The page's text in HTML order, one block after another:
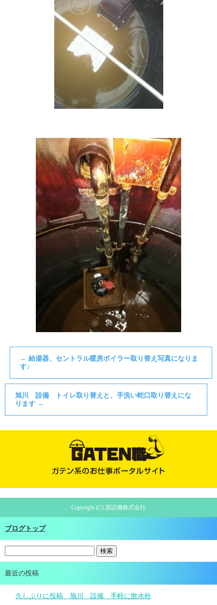
← 給湯器、セントラル暖房ボイラー取り替え写真になりま
す♪
旭川 設備 トイレ取り替えと、手洗い蛇口取り替えにな
ります →
Copyright (C) 原設備株式会社
ブログトップ
最近の投稿
久しぶりに投稿 旭川 設備 手軽に散水栓